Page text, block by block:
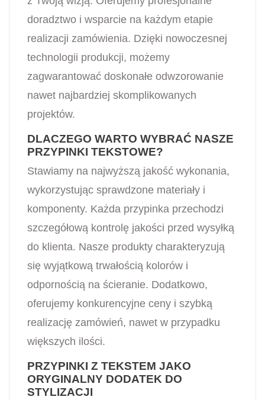
doradztwo i wsparcie na każdym etapie
realizacji zamówienia. Dzięki nowoczesnej
technologii produkcji, możemy
zagwarantować doskonałe odwzorowanie
nawet najbardziej skomplikowanych
projektów.
DLACZEGO WARTO WYBRAĆ NASZE
PRZYPINKI TEKSTOWE?
Stawiamy na najwyższą jakość wykonania,
wykorzystując sprawdzone materiały i
komponenty. Każda przypinka przechodzi
szczegółową kontrolę jakości przed wysyłką
do klienta. Nasze produkty charakteryzują
się wyjątkową trwałością kolorów i
odpornością na ścieranie. Dodatkowo,
oferujemy konkurencyjne ceny i szybką
realizację zamówień, nawet w przypadku
większych ilości.
PRZYPINKI Z TEKSTEM JAKO
ORYGINALNY DODATEK DO
STYLIZACJI